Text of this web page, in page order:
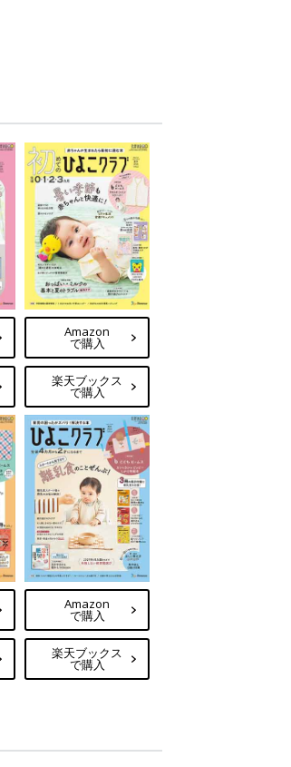
Amazon
で購入
楽天ブックス
で購入
Amazon
で購入
楽天ブックス
で購入